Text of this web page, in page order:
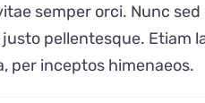
semper orci. Nunc
pellentesque. Etiam
per inceptos himenaeos.